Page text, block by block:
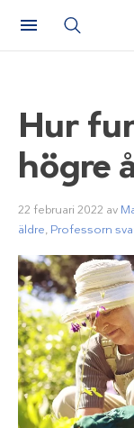
Hur
högre
22 februari 2022 av
äldre, Professorn